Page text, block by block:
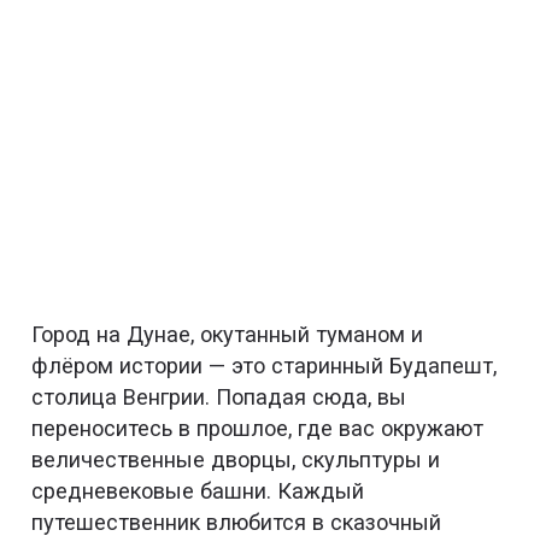
Город на Дунае, окутанный туманом и
флёром истории — это старинный Будапешт,
столица Венгрии. Попадая сюда, вы
переноситесь в прошлое, где вас окружают
величественные дворцы, скульптуры и
средневековые башни. Каждый
путешественник влюбится в сказочный